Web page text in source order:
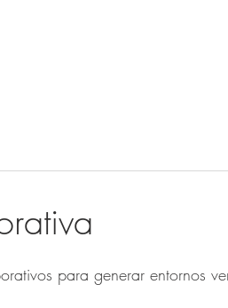
para generar entornos